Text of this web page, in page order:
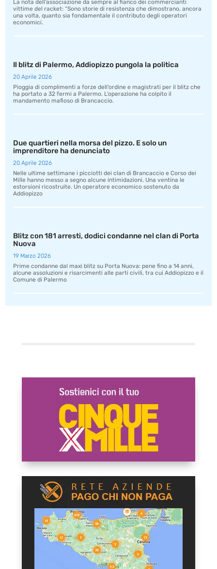
La nota dell’associazione da sempre al fianco dei commercianti
vittime del racket: “Sono storie di resistenza che dimostrano, ancora
una volta, quanto sia fondamentale il contributo degli operatori
economici.
Il blitz di Palermo, Addiopizzo pungola la politica
20 Aprile 2026
Pioggia di complimenti a forze dell’ordine e magistrati per il blitz che
ha portato a 32 fermi a Palermo. L’operazione ha colpito il
mandamento mafioso di Brancaccio.
Due quartieri nella morsa del pizzo. E solo un
imprenditore ha denunciato
20 Aprile 2026
Nelle ultime settimane i picciotti dei clan di Brancaccio e Corso dei
Mille hanno messo a segno alcune intimidazioni. Una ventina le
estorsioni ricostruite. Un operatore economico sostenuto da
Addiopizzo
Blitz con 181 arresti, dodici condanne nel clan di Porta
Nuova
19 Marzo 2026
Prime condanne dal maxi blitz su Porta Nuova: pene fino a 14 anni,
alcune assoluzioni e risarcimenti alle parti civili, tra cui Addiopizzo e il
Comune di Palermo